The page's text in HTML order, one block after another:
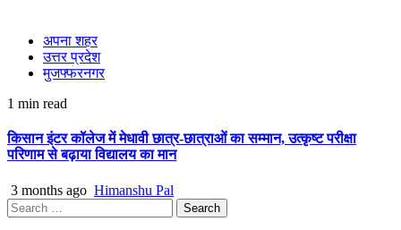
अपना शहर
उत्तर प्रदेश
मुजफ्फरनगर
1 min read
किसान इंटर कॉलेज में मेधावी छात्र-छात्राओं का सम्मान, उत्कृष्ट परीक्षा
परिणाम से बढ़ाया विद्यालय का मान
3 months ago Himanshu Pal
Search
for: